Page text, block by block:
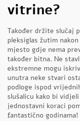
vitrine?
Također držite slučaj
pleksiglas žutim
mjesto gdje nema
također bitna. Ne
ekstremne mogu
unutra neke stvari
podloge ispod
slušalicu kako bi
jednostavni koraci
fantastično godinama!